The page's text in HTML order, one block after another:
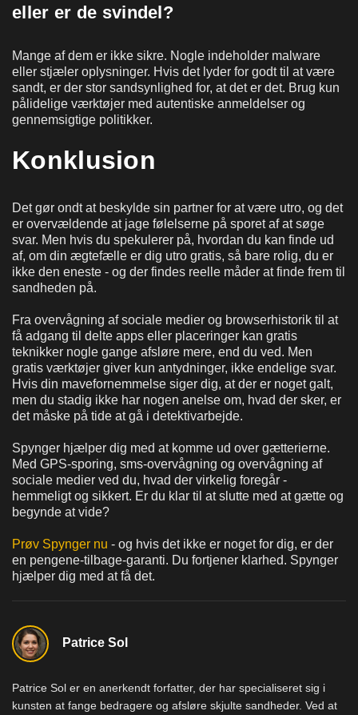
eller er de svindel?
Mange af dem er ikke sikre. Nogle indeholder malware
eller stjæler oplysninger. Hvis det lyder for godt til at være
sandt, er der stor sandsynlighed for, at det er det. Brug kun
pålidelige værktøjer med autentiske anmeldelser og
gennemsigtige politikker.
Konklusion
Det gør ondt at beskylde sin partner for at være utro, og det
er overvældende at jage følelserne på sporet af at søge
svar. Men hvis du spekulerer på, hvordan du kan finde ud
af, om din ægtefælle er dig utro gratis, så bare rolig, du er
ikke den eneste - og der findes reelle måder at finde frem til
sandheden på.
Fra overvågning af sociale medier og browserhistorik til at
få adgang til delte apps eller placeringer kan gratis
teknikker nogle gange afsløre mere, end du ved. Men
gratis værktøjer giver kun antydninger, ikke endelige svar.
Hvis din mavefornemmelse siger dig, at der er noget galt,
men du stadig ikke har nogen anelse om, hvad der sker, er
det måske på tide at gå i detektivarbejde.
Spynger hjælper dig med at komme ud over gætterierne.
Med GPS-sporing, sms-overvågning og overvågning af
sociale medier ved du, hvad der virkelig foregår -
hemmeligt og sikkert. Er du klar til at slutte med at gætte og
begynde at vide?
Prøv Spynger nu - og hvis det ikke er noget for dig, er der
en pengene-tilbage-garanti. Du fortjener klarhed. Spynger
hjælper dig med at få det.
Patrice Sol
Patrice Sol er en anerkendt forfatter, der har specialiseret sig i
kunsten at fange bedragere og afsløre skjulte sandheder. Ved at